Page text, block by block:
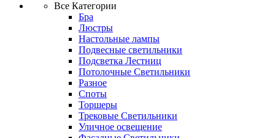
Все Категории
Бра
Люстры
Настольные лампы
Подвесные светильники
Подсветка Лестниц
Потолочные Светильники
Разное
Споты
Торшеры
Трековые Светильники
Уличное освещение